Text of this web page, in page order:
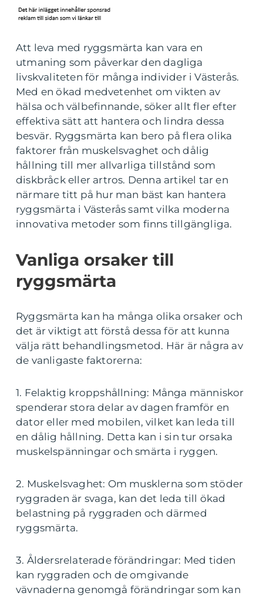
Att leva med ryggsmärta kan vara en
utmaning som påverkar den dagliga
livskvaliteten för många individer i Västerås.
Med en ökad medvetenhet om vikten av
hälsa och välbefinnande, söker allt fler efter
effektiva sätt att hantera och lindra dessa
besvär. Ryggsmärta kan bero på flera olika
faktorer från muskelsvaghet och dålig
hållning till mer allvarliga tillstånd som
diskbråck eller artros. Denna artikel tar en
närmare titt på hur man bäst kan hantera
ryggsmärta i Västerås samt vilka moderna
innovativa metoder som finns tillgängliga.
Vanliga orsaker till
ryggsmärta
Ryggsmärta kan ha många olika orsaker och
det är viktigt att förstå dessa för att kunna
välja rätt behandlingsmetod. Här är några av
de vanligaste faktorerna:
1. Felaktig kroppshållning: Många människor
spenderar stora delar av dagen framför en
dator eller med mobilen, vilket kan leda till
en dålig hållning. Detta kan i sin tur orsaka
muskelspänningar och smärta i ryggen.
2. Muskelsvaghet: Om musklerna som stöder
ryggraden är svaga, kan det leda till ökad
belastning på ryggraden och därmed
ryggsmärta.
3. Åldersrelaterade förändringar: Med tiden
kan ryggraden och de omgivande
vävnaderna genomgå förändringar som kan